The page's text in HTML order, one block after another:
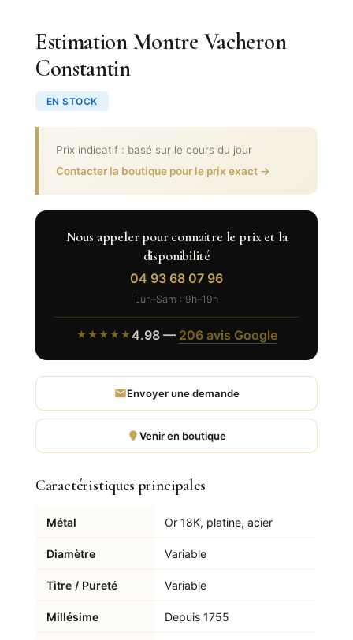
Estimation Montre Vacheron
Constantin
EN STOCK
Prix indicatif : basé sur le cours du jour
Contacter la boutique pour le prix exact →
Nous appeler pour connaitre le prix et la
disponibilité
04 93 68 07 96
Lun–Sam : 9h–19h
★★★★★ 4.98 — 206 avis Google
Envoyer une demande
Venir en boutique
Caractéristiques principales
Métal Or 18K, platine, acier
Diamètre Variable
Titre / Pureté Variable
Millésime Depuis 1755